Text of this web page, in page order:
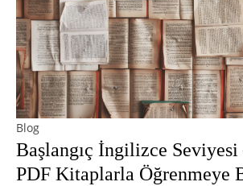
Blog
Başlangıç İngilizce
PDF Kitaplarla Öğrenmeye